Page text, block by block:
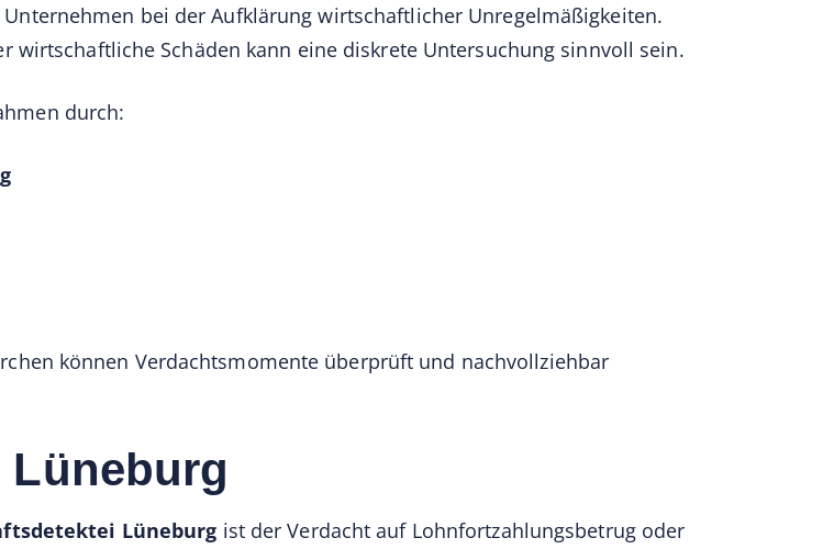
bei der Aufklärung wirtschaftlicher Unregelmäßigkeiten.
wirtschaftliche Schäden kann eine diskrete Untersuchung sinnvoll sein.
durch:
können Verdachtsmomente überprüft und nachvollziehbar
Lüneburg ist der Verdacht auf Lohnfortzahlungsbetrug oder